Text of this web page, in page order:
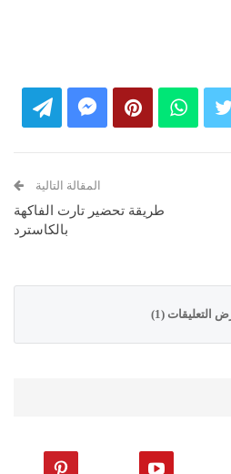
المقالة التالية
طريقة تحضير تارت الفاكهة
بالكاسترد
التعليقات (1)